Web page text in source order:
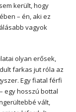
került, hogy
– én, aki ez
vagyok
olyan erősek,
farkas jut róla az
Egy fiatal férfi
egy hosszú bottal
vált,